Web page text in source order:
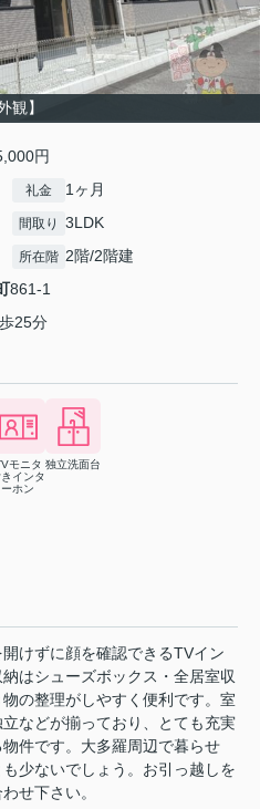
観】
円
礼金 1ヶ月
間取り 3LDK
所在階 2階/2階建
861-1
25分
モニタ
インタ
ーホン
独立洗面台
けずに顔を確認できるTVイン
はシューズボックス・全居室収
の整理がしやすく便利です。室
などが揃っており、とても充実
件です。大多羅周辺で暮らせ
少ないでしょう。お引っ越しを
せ下さい。